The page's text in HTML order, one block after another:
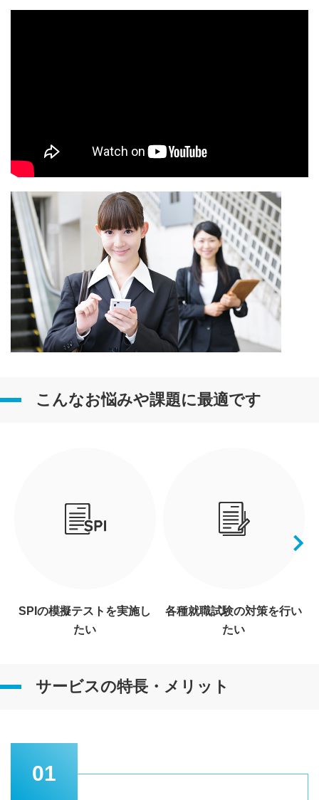
こんなお悩みや課題に最適です
SPIの模擬テストを実施し
たい
各種就職試験の対策を行い
たい
サービスの特長・メリット
01